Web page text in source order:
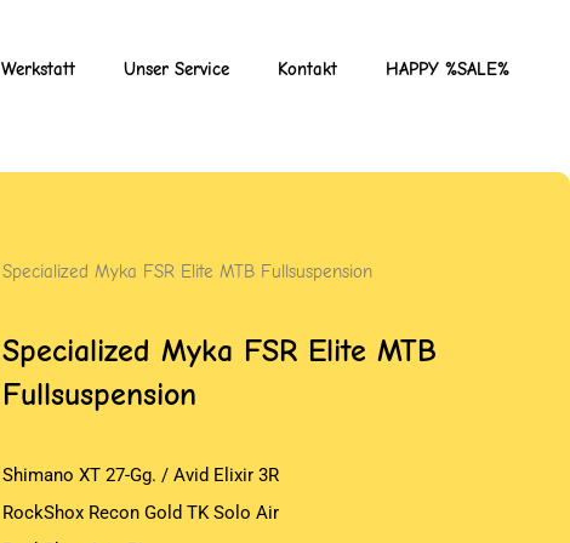
Werkstatt Unser Service Kontakt HAPPY %SALE%
Specialized Myka FSR Elite MTB Fullsuspension
Specialized Myka FSR Elite MTB
Fullsuspension
Shimano XT 27-Gg. / Avid Elixir 3R
RockShox Recon Gold TK Solo Air